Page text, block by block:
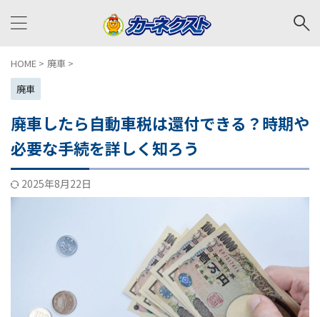
HOME > 廃車 >
廃車
廃車したら自動車税は還付できる？時期や
必要な手続を詳しく知ろう
2025年8月22日